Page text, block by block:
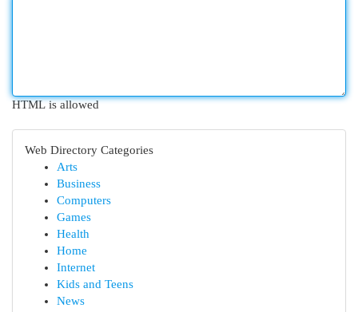
HTML is allowed
Web Directory Categories
Arts
Business
Computers
Games
Health
Home
Internet
Kids and Teens
News